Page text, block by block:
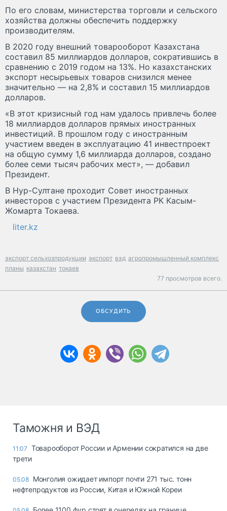
По его словам, министерства торговли и сельского
хозяйства должны обеспечить поддержку
производителям.
В 2020 году внешний товарооборот Казахстана
составил 85 миллиардов долларов, сократившись в
сравнению с 2019 годом на 13%. Но казахстанских
экспорт несырьевых товаров снизился менее
значительно — на 2,8% и составил 15 миллиардов
долларов.
«В этот кризисный год нам удалось привлечь более
18 миллиардов долларов прямых иностранных
инвестиций. В прошлом году с иностранным
участием введен в эксплуатацию 41 инвестпроект
на общую сумму 1,6 миллиарда долларов, создано
более семи тысяч рабочих мест», — добавил
Президент.
В Нур-Султане проходит Совет иностранных
инвесторов с участием Президента РК Касым-
Жомарта Токаева.
liter.kz
экспорт сельхозпродукции экспорт вэд агропромышленный комплекс
планы казахстан токаев
77 просмотров всего.
ОБСУДИТЬ
Таможня и ВЭД
11:07 Товарооборот России и Армении сократился на две
трети
05.08 Монголия ожидает импорт почти 271 тыс. тонн
нефтепродуктов из России, Китая и Южной Кореи